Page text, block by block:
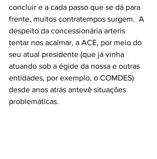
concluir e a cada passo que se dá para
frente, muitos contratempos surgem.  A
despeito da concessionária arteris
tentar nos acalmar, a ACE, por meio do
seu atual presidente (que já vinha
atuando sob a égide da nossa e outras
entidades, por exemplo, o COMDES)
desde anos atrás antevê situações
problemáticas.